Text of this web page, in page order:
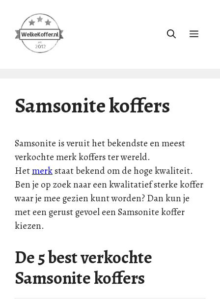
inhoud
Menu
Samsonite koffers
Samsonite is veruit het bekendste en meest
verkochte merk koffers ter wereld.
Hetmerkstaat bekend om de hoge kwaliteit.
Ben je op zoek naar een kwalitatief sterke koffer
waar je mee gezien kunt worden? Dan kun je
met een gerust gevoel een Samsonite koffer
kiezen.
De 5 best verkochte
Samsonite koffers